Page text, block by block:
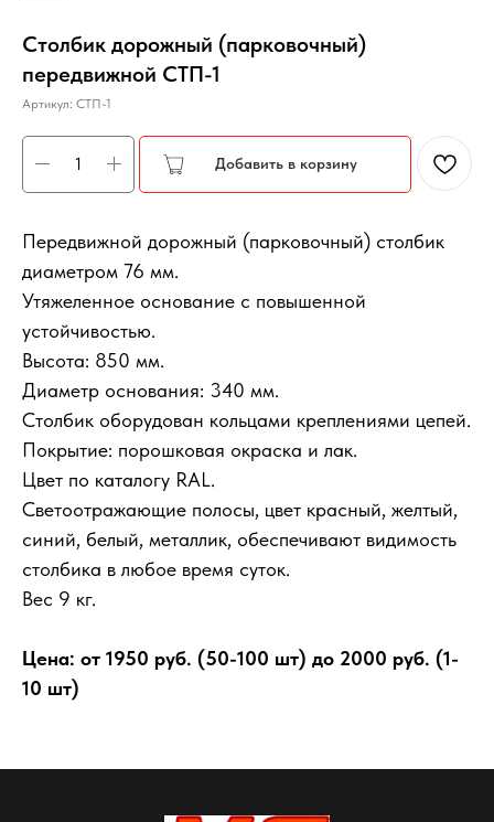
Столбик дорожный (парковочный)
передвижной СТП-1
Артикул: СТП-1
Добавить в корзину
Передвижной дорожный (парковочный) столбик
диаметром 76 мм.
Утяжеленное основание с повышенной
устойчивостью.
Высота: 850 мм.
Диаметр основания: 340 мм.
Столбик оборудован кольцами креплениями цепей.
Покрытие: порошковая окраска и лак.
Цвет по каталогу RAL.
Светоотражающие полосы, цвет красный, желтый,
синий, белый, металлик, обеспечивают видимость
столбика в любое время суток.
Вес 9 кг.
Цена: от 1950 руб. (50-100 шт) до 2000 руб. (1-
10 шт)